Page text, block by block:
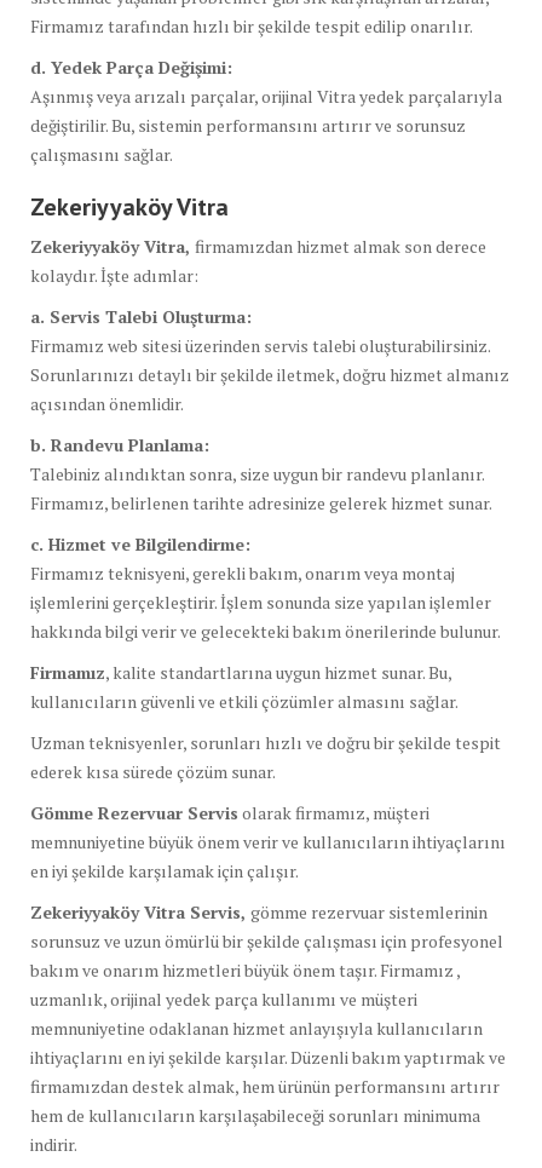
Firmamız tarafından hızlı bir şekilde tespit edilip onarılır.
d. Yedek Parça Değişimi:
Aşınmış veya arızalı parçalar, orijinal Vitra yedek parçalarıyla
değiştirilir. Bu, sistemin performansını artırır ve sorunsuz
çalışmasını sağlar.
Zekeriyyaköy Vitra
Zekeriyyaköy Vitra, firmamızdan hizmet almak son derece
kolaydır. İşte adımlar:
a. Servis Talebi Oluşturma:
Firmamız web sitesi üzerinden servis talebi oluşturabilirsiniz.
Sorunlarınızı detaylı bir şekilde iletmek, doğru hizmet almanız
açısından önemlidir.
b. Randevu Planlama:
Talebiniz alındıktan sonra, size uygun bir randevu planlanır.
Firmamız, belirlenen tarihte adresinize gelerek hizmet sunar.
c. Hizmet ve Bilgilendirme:
Firmamız teknisyeni, gerekli bakım, onarım veya montaj
işlemlerini gerçekleştirir. İşlem sonunda size yapılan işlemler
hakkında bilgi verir ve gelecekteki bakım önerilerinde bulunur.
Firmamız, kalite standartlarına uygun hizmet sunar. Bu,
kullanıcıların güvenli ve etkili çözümler almasını sağlar.
Uzman teknisyenler, sorunları hızlı ve doğru bir şekilde tespit
ederek kısa sürede çözüm sunar.
Gömme Rezervuar Servis olarak firmamız, müşteri
memnuniyetine büyük önem verir ve kullanıcıların ihtiyaçlarını
en iyi şekilde karşılamak için çalışır.
Zekeriyyaköy Vitra Servis, gömme rezervuar sistemlerinin
sorunsuz ve uzun ömürlü bir şekilde çalışması için profesyonel
bakım ve onarım hizmetleri büyük önem taşır. Firmamız ,
uzmanlık, orijinal yedek parça kullanımı ve müşteri
memnuniyetine odaklanan hizmet anlayışıyla kullanıcıların
ihtiyaçlarını en iyi şekilde karşılar. Düzenli bakım yaptırmak ve
firmamızdan destek almak, hem ürünün performansını artırır
hem de kullanıcıların karşılaşabileceği sorunları minimuma
indirir.